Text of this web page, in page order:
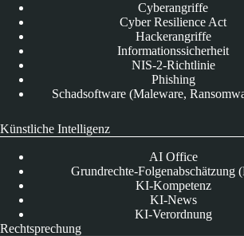
Cyberangriffe
Cyber Resilience Act
Hackerangriffe
Informationssicherheit
NIS-2-Richtlinie
Phishing
Schadsoftware (Maleware,
Künstliche Intelligenz
AI Office
Grundrechte-Folgenabschätzung
KI-Kompetenz
KI-News
KI-Verordnung
Rechtsprechung